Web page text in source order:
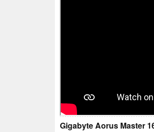
Gigabyte Aorus Master